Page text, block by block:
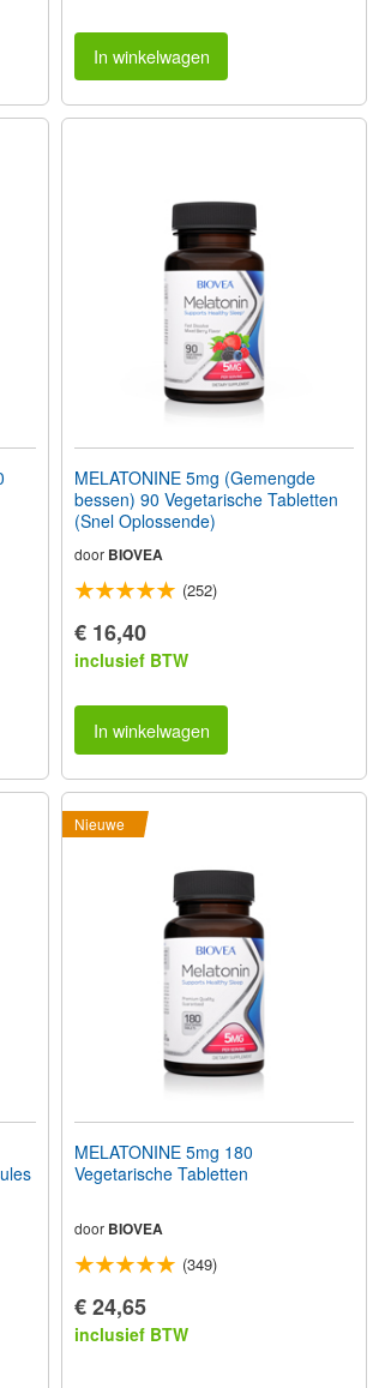
In winkelwagen
MELATONINE 5mg (Gemengde
bessen) 90 Vegetarische Tabletten
(Snel Oplossende)
door BIOVEA
(252)
€ 16,40
inclusief BTW
In winkelwagen
Nieuwe
MELATONINE 5mg 180
Vegetarische Tabletten
door BIOVEA
(349)
€ 24,65
inclusief BTW